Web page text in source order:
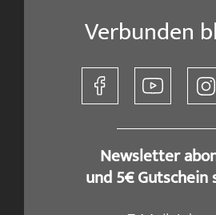
Verbunden
Newsletter
und 5€ Gutschein